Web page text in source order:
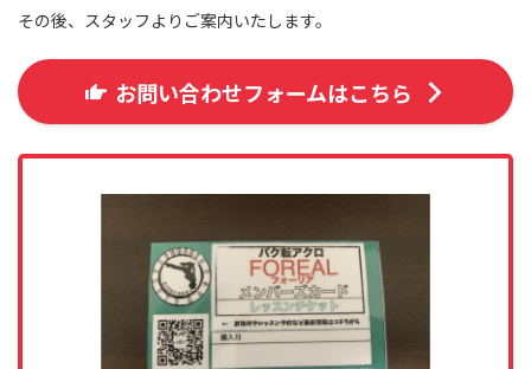
その後、スタッフよりご案内いたします。
お問い合わせフォームはこちら